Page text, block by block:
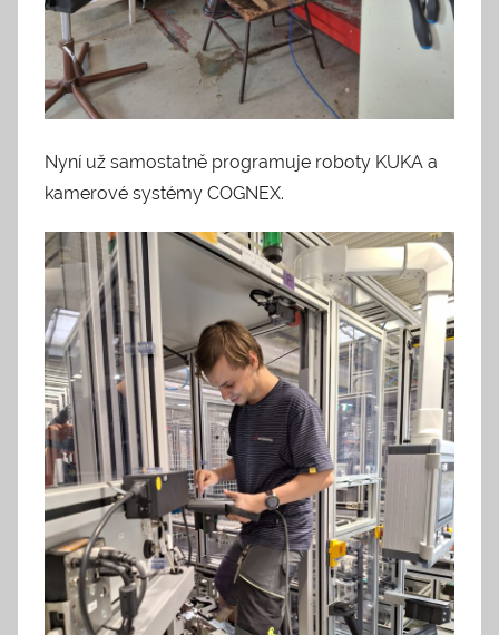
Nyní už samostatně programuje roboty KUKA a
kamerové systémy COGNEX.